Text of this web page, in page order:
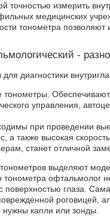
точностью измерить
медицинских
тонометра позволяют
-
диагностики
управления,
при проведении
также высокая скорость
станет отличной
выделяют
тонометра офтальмолог
поверхностью глаза.
роговицей,
капли или зонды.